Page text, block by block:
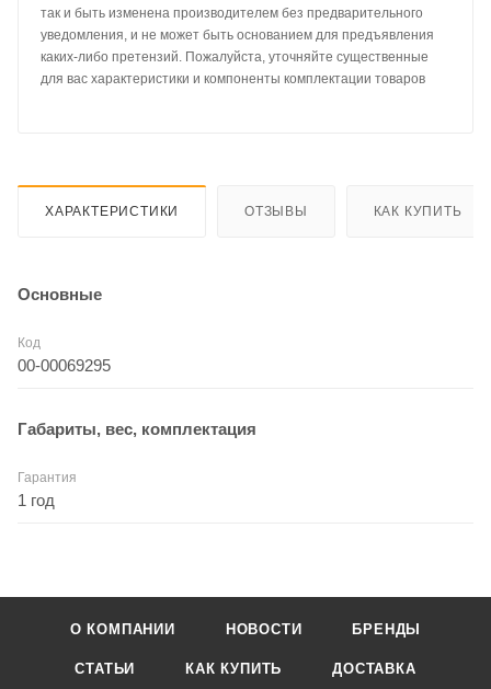
так и быть изменена производителем без предварительного
уведомления, и не может быть основанием для предъявления
каких-либо претензий. Пожалуйста, уточняйте существенные
для вас характеристики и компоненты комплектации товаров
ХАРАКТЕРИСТИКИ ОТЗЫВЫ КАК КУПИТЬ
Основные
Код
00-00069295
Габариты, вес, комплектация
Гарантия
1 год
О КОМПАНИИ НОВОСТИ БРЕНДЫ
СТАТЬИ КАК КУПИТЬ ДОСТАВКА